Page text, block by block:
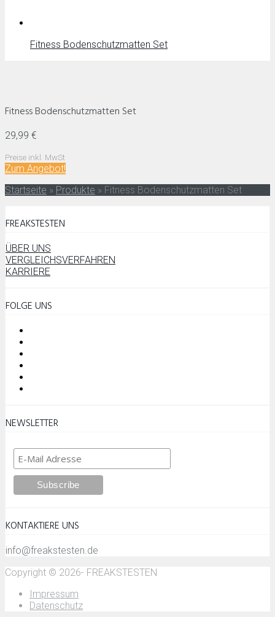
Fitness Bodenschutzmatten Set
Fitness Bodenschutzmatten Set
29,99 €
Preise inkl. MwSt
Zum Angebot!
Startseite » Produkte » Fitness Bodenschutzmatten Set
FREAKSTESTEN
ÜBER UNS
VERGLEICHSVERFAHREN
KARRIERE
FOLGE UNS
NEWSLETTER
KONTAKTIERE UNS
info@freakstesten.de
Copyright © 2026- FREAKSTESTEN
Impressum
Datenschutz